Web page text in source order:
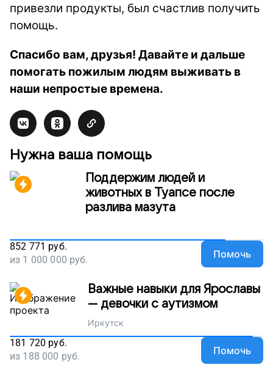
привезли продукты, был счастлив получить
помощь.
Спасибо вам, друзья! Давайте и дальше
помогать пожилым людям выживать в
наши непростые времена.
Нужна ваша помощь
Поддержим людей и
животных в Туапсе после
разлива мазута
852 771 руб.
из 1 000 000 руб. Помочь
Важные навыки для Ярославы
— девочки с аутизмом
Иркутск
181 720 руб.
из 188 000 руб. Помочь